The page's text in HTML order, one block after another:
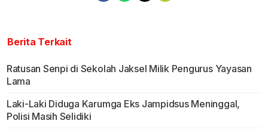
Berita Terkait
Ratusan Senpi di Sekolah Jaksel Milik Pengurus Yayasan
Lama
Laki-Laki Diduga Karumga Eks Jampidsus Meninggal,
Polisi Masih Selidiki